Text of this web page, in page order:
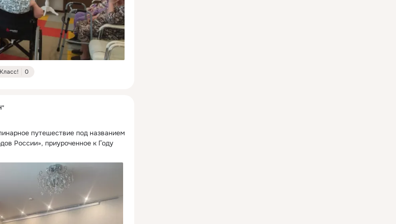
Класс! 0
путешествие под названием
России», приуроченное к Году